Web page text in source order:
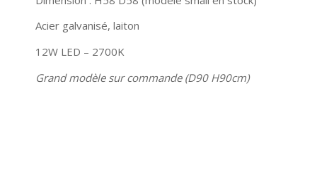
Acier galvanisé, laiton
12W LED – 2700K
Grand modèle sur commande (D90 H90cm)